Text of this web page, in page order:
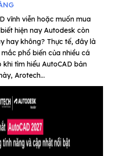
vĩnh viễn hoặc muốn mua
hiện nay Autodesk còn
hay không? Thực tế, đây là
phổ biến của nhiều cá
tìm hiểu AutoCAD bản
Arotech...